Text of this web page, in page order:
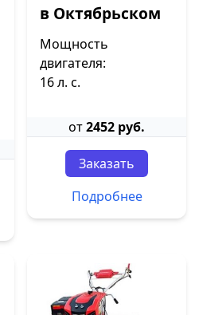
в Октябрьском
Мощность
двигателя:
16 л. с.
от2452 руб.
Заказать
Подробнее